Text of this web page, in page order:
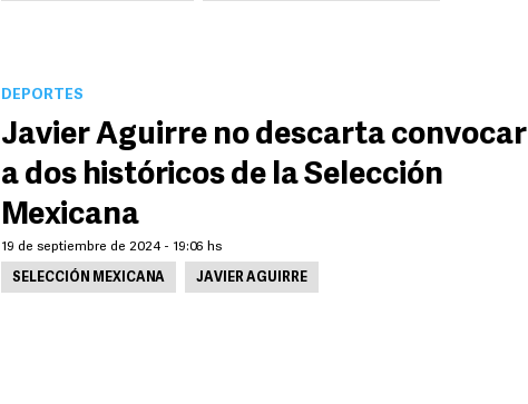
DEPORTES
Javier Aguirre no descarta convocar
a dos históricos de la Selección
Mexicana
19 de septiembre de 2024 - 19:06 hs
SELECCIÓN MEXICANA JAVIER AGUIRRE